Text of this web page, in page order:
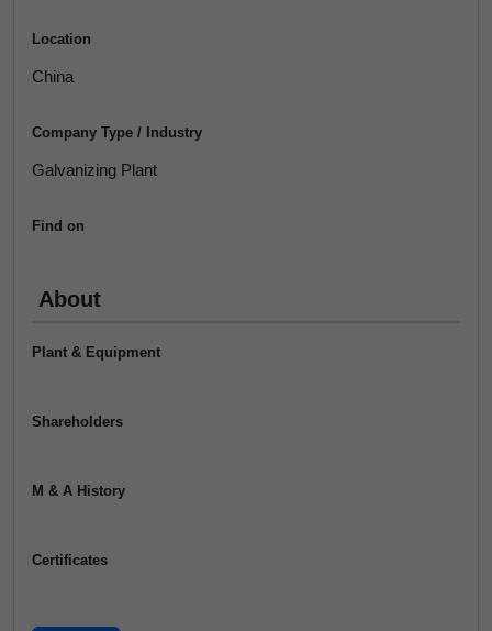
Location
China
Company Type / Industry
Galvanizing Plant
Find on
About
Plant & Equipment
Shareholders
M & A History
Certificates